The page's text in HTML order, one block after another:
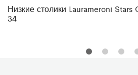
Низкие столики Laurameroni
34